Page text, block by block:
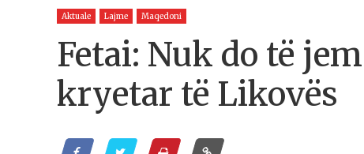
Aktuale Lajme Maqedoni
Fetai: Nuk do të
kryetar të Likovës